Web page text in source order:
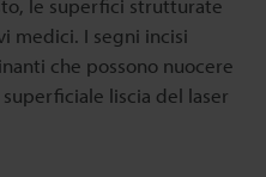
medici. I segni incisi
che possono nuocere
liscia del laser